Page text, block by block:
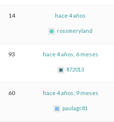
14 hace 4 años
rossmeryland
93 hace 4 años, 6 meses
872013
60 hace 4 años, 9 meses
paulagc81